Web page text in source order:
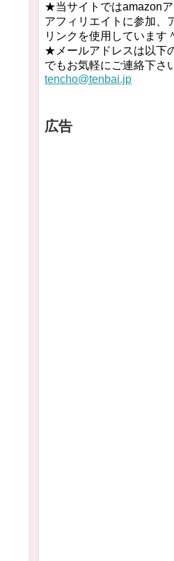
★当サイトではamazon
アフィリエイトに参加、
リンクを使用しています
★メールアドレスは以下
でもお気軽にご連絡下さ
tencho@tenbai.jp
広告